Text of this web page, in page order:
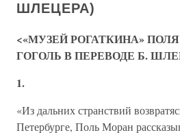
ШЛЕЦЕРА)
<«МУЗЕЙ РОГАТКИНА»
ГОГОЛЬ В ПЕРЕВОДЕ Б.
1.
«Из дальних странствий
Петербурге, Поль Моран